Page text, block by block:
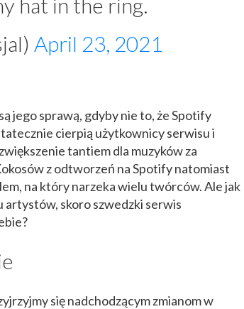
April 23, 2021
jego sprawą, gdyby nie to, że Spotify
cierpią użytkownicy serwisu i
tantiem dla muzyków za
z odtworzeń na Spotify natomiast
na który narzeka wielu twórców. Ale jak
artystów, skoro szwedzki serwis
się nadchodzącym zmianom w